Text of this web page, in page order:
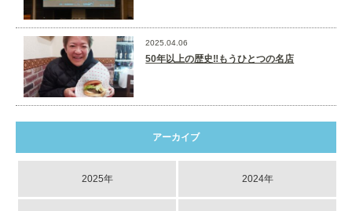
2025.04.06
50年以上の歴史‼️もうひとつの名店
アーカイブ
2025年 2024年